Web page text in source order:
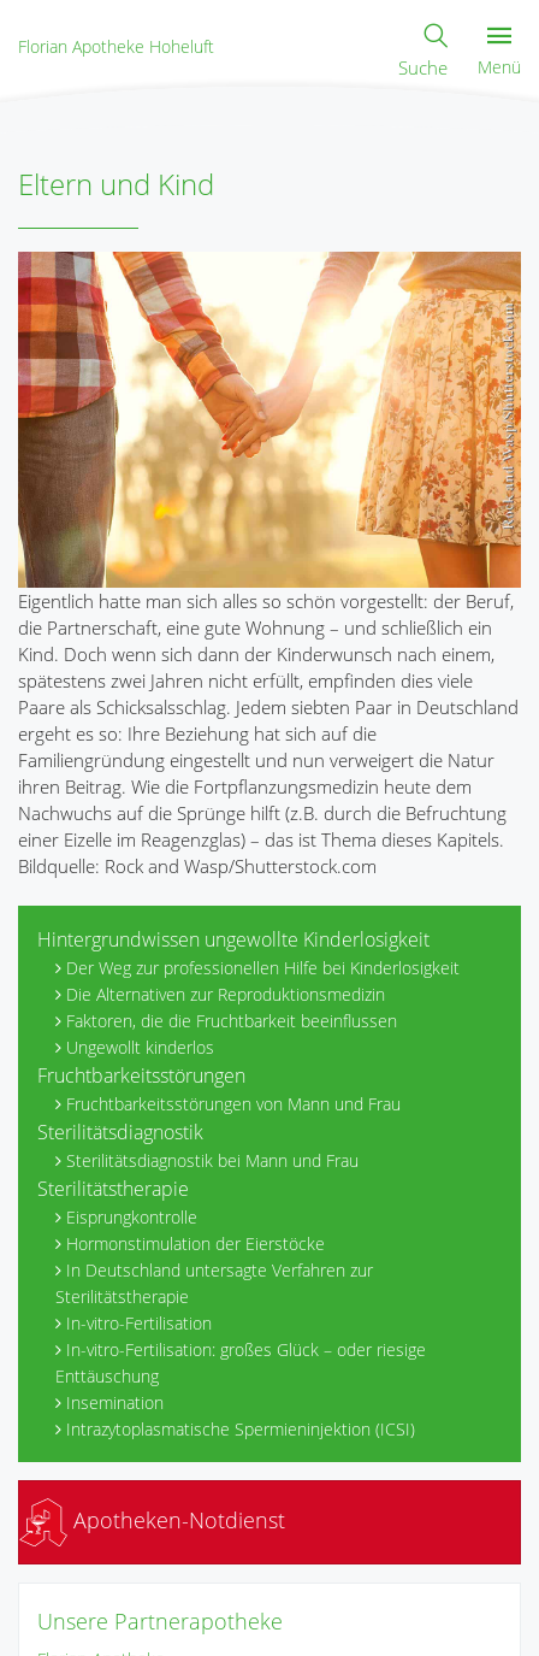
Florian Apotheke Hoheluft
Suche Menü
Eltern und Kind
Eigentlich hatte man sich alles so schön vorgestellt: der Beruf,
die Partnerschaft, eine gute Wohnung – und schließlich ein
Kind. Doch wenn sich dann der Kinderwunsch nach einem,
spätestens zwei Jahren nicht erfüllt, empfinden dies viele
Paare als Schicksalsschlag. Jedem siebten Paar in Deutschland
ergeht es so: Ihre Beziehung hat sich auf die
Familiengründung eingestellt und nun verweigert die Natur
ihren Beitrag. Wie die Fortpflanzungsmedizin heute dem
Nachwuchs auf die Sprünge hilft (z.B. durch die Befruchtung
einer Eizelle im Reagenzglas) – das ist Thema dieses Kapitels.
Bildquelle: Rock and Wasp/Shutterstock.com
Hintergrundwissen ungewollte Kinderlosigkeit
Der Weg zur professionellen Hilfe bei Kinderlosigkeit
Die Alternativen zur Reproduktionsmedizin
Faktoren, die die Fruchtbarkeit beeinflussen
Ungewollt kinderlos
Fruchtbarkeitsstörungen
Fruchtbarkeitsstörungen von Mann und Frau
Sterilitätsdiagnostik
Sterilitätsdiagnostik bei Mann und Frau
Sterilitätstherapie
Eisprungkontrolle
Hormonstimulation der Eierstöcke
In Deutschland untersagte Verfahren zur
Sterilitätstherapie
In-vitro-Fertilisation
In-vitro-Fertilisation: großes Glück – oder riesige
Enttäuschung
Insemination
Intrazytoplasmatische Spermieninjektion (ICSI)
Apotheken-Notdienst
Unsere Partnerapotheke